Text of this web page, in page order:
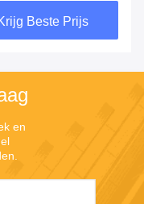
aan
behoeften
Beste Prijs
en